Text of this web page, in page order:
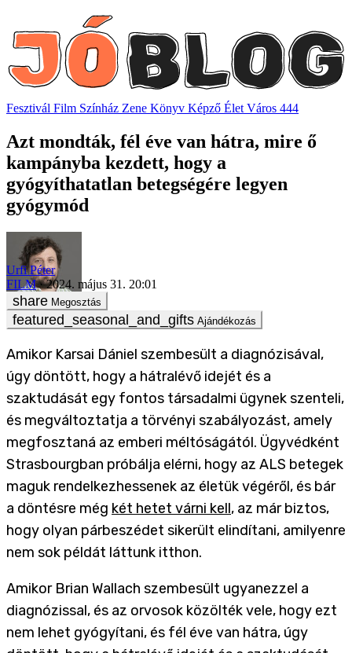
Fesztivál Film Színház Zene Könyv Képző Élet Város 444
Azt mondták, fél éve van hátra, mire ő
kampányba kezdett, hogy a
gyógyíthatatlan betegségére legyen
gyógymód
Urfi Péter
FILM
2024. május 31. 20:01
Megosztás
Ajándékozás
Amikor Karsai Dániel szembesült a diagnózisával,
úgy döntött, hogy a hátralévő idejét és a
szaktudását egy fontos társadalmi ügynek szenteli,
és megváltoztatja a törvényi szabályozást, amely
megfosztaná az emberi méltóságától. Ügyvédként
Strasbourgban próbálja elérni, hogy az ALS betegek
maguk rendelkezhessenek az életük végéről, és bár
a döntésre még két hetet várni kell, az már biztos,
hogy olyan párbeszédet sikerült elindítani, amilyenre
nem sok példát láttunk itthon.
Amikor Brian Wallach szembesült ugyanezzel a
diagnózissal, és az orvosok közölték vele, hogy ezt
nem lehet gyógyítani, és fél éve van hátra, úgy